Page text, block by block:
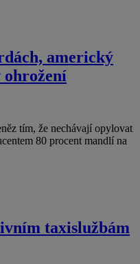
americký
ohrožení
tím, že nechávají opylovat
80 procent mandlí na
taxislužbám